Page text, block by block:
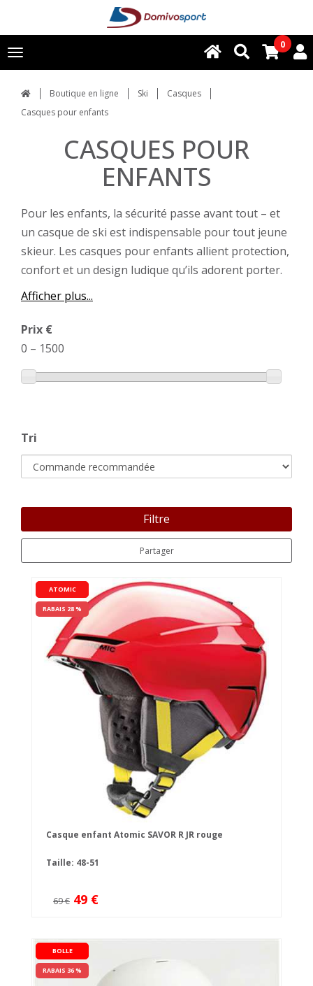
Toggle
navigation
0
Boutique en ligne Ski
Casques
Casques pour enfants
CASQUES POUR
ENFANTS
Pour les enfants, la sécurité passe avant tout – et
un casque de ski est indispensable pour tout jeune
skieur. Les casques pour enfants allient protection,
confort et un design ludique qu’ils adorent porter.
Afficher plus...
Prix €
0 – 1500
Tri
Filtre
Partager
ATOMIC
RABAIS 28 %
Casque enfant Atomic SAVOR R JR rouge
Taille: 48-51
69 € 49 €
BOLLE
RABAIS 36 %